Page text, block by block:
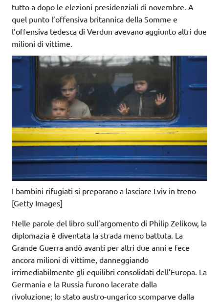
tutto a dopo le elezioni presidenziali di novembre. A
quel punto l’offensiva britannica della Somme e
l’offensiva tedesca di Verdun avevano aggiunto altri due
milioni di vittime.
I bambini rifugiati si preparano a lasciare Lviv in treno
[Getty Images]
Nelle parole del libro sull’argomento di Philip Zelikow, la
diplomazia è diventata la strada meno battuta. La
Grande Guerra andò avanti per altri due anni e fece
ancora milioni di vittime, danneggiando
irrimediabilmente gli equilibri consolidati dell’Europa. La
Germania e la Russia furono lacerate dalla
rivoluzione; lo stato austro-ungarico scomparve dalla